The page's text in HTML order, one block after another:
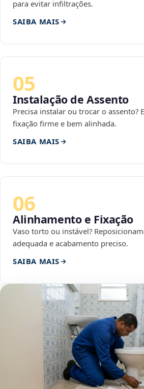
para evitar infiltrações.
SAIBA MAIS
05
Instalação de Assento
Precisa instalar ou trocar o assento?
fixação firme e bem alinhada.
SAIBA MAIS
06
Alinhamento e Fixação
Vaso torto ou instável?
adequada e acabamento preciso.
SAIBA MAIS